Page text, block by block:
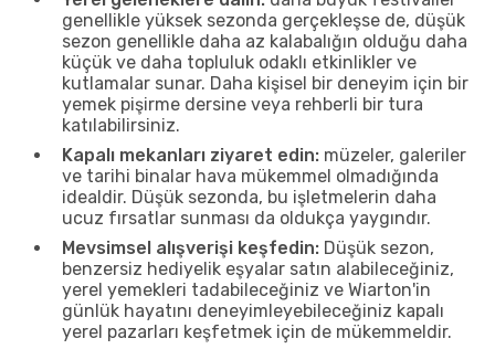
genellikle yüksek sezonda gerçekleşse de, düşük
sezon genellikle daha az kalabalığın olduğu daha
küçük ve daha topluluk odaklı etkinlikler ve
kutlamalar sunar. Daha kişisel bir deneyim için bir
yemek pişirme dersine veya rehberli bir tura
katılabilirsiniz.
Kapalı mekanları ziyaret edin: müzeler, galeriler
ve tarihi binalar hava mükemmel olmadığında
idealdir. Düşük sezonda, bu işletmelerin daha
ucuz fırsatlar sunması da oldukça yaygındır.
Mevsimsel alışverişi keşfedin: Düşük sezon,
benzersiz hediyelik eşyalar satın alabileceğiniz,
yerel yemekleri tadabileceğiniz ve Wiarton'in
günlük hayatını deneyimleyebileceğiniz kapalı
yerel pazarları keşfetmek için de mükemmeldir.